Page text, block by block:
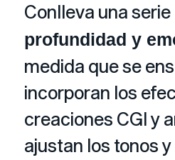
Conlleva una serie
profundidad y
medida que se
incorporan los
creaciones CGI y
ajustan los tonos